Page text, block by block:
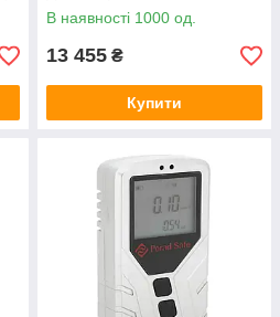
В наявності 1000 од.
13 455 ₴
Купити